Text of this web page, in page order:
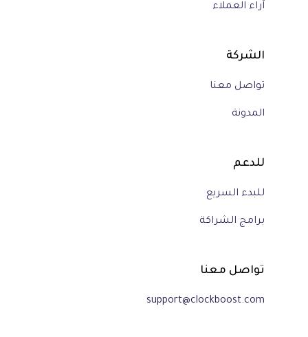
آراء العملاء
الشركة
تواصل معنا
المدونة
للدعم
للبدء السريع
برامج الشراكة
تواصل معنا
support@clockboost.com